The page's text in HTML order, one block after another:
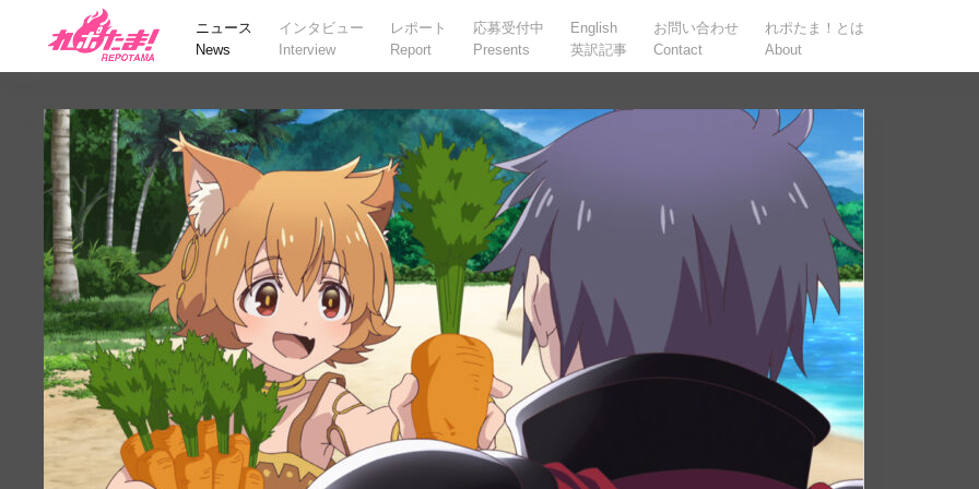
ニュース
News
インタビュー
Interview
レポート
Report
応募受付中
Presents
English
英訳記事
お問い合わせ
Contact
れポたま！とは
About